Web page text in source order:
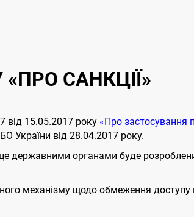
САНКЦІЇ»
від 15.05.2017 року «Про застосування
України від 28.04.2017 року.
державними органами буде
механізму щодо обмеження доступу